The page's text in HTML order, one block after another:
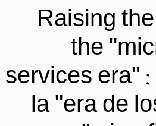
Raising
the
services
la "era de